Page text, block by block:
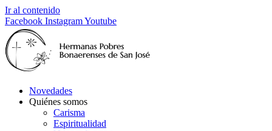
Ir al contenido
Facebook InstagramYoutube
Novedades
Quiénes somos
Carisma
Espiritualidad